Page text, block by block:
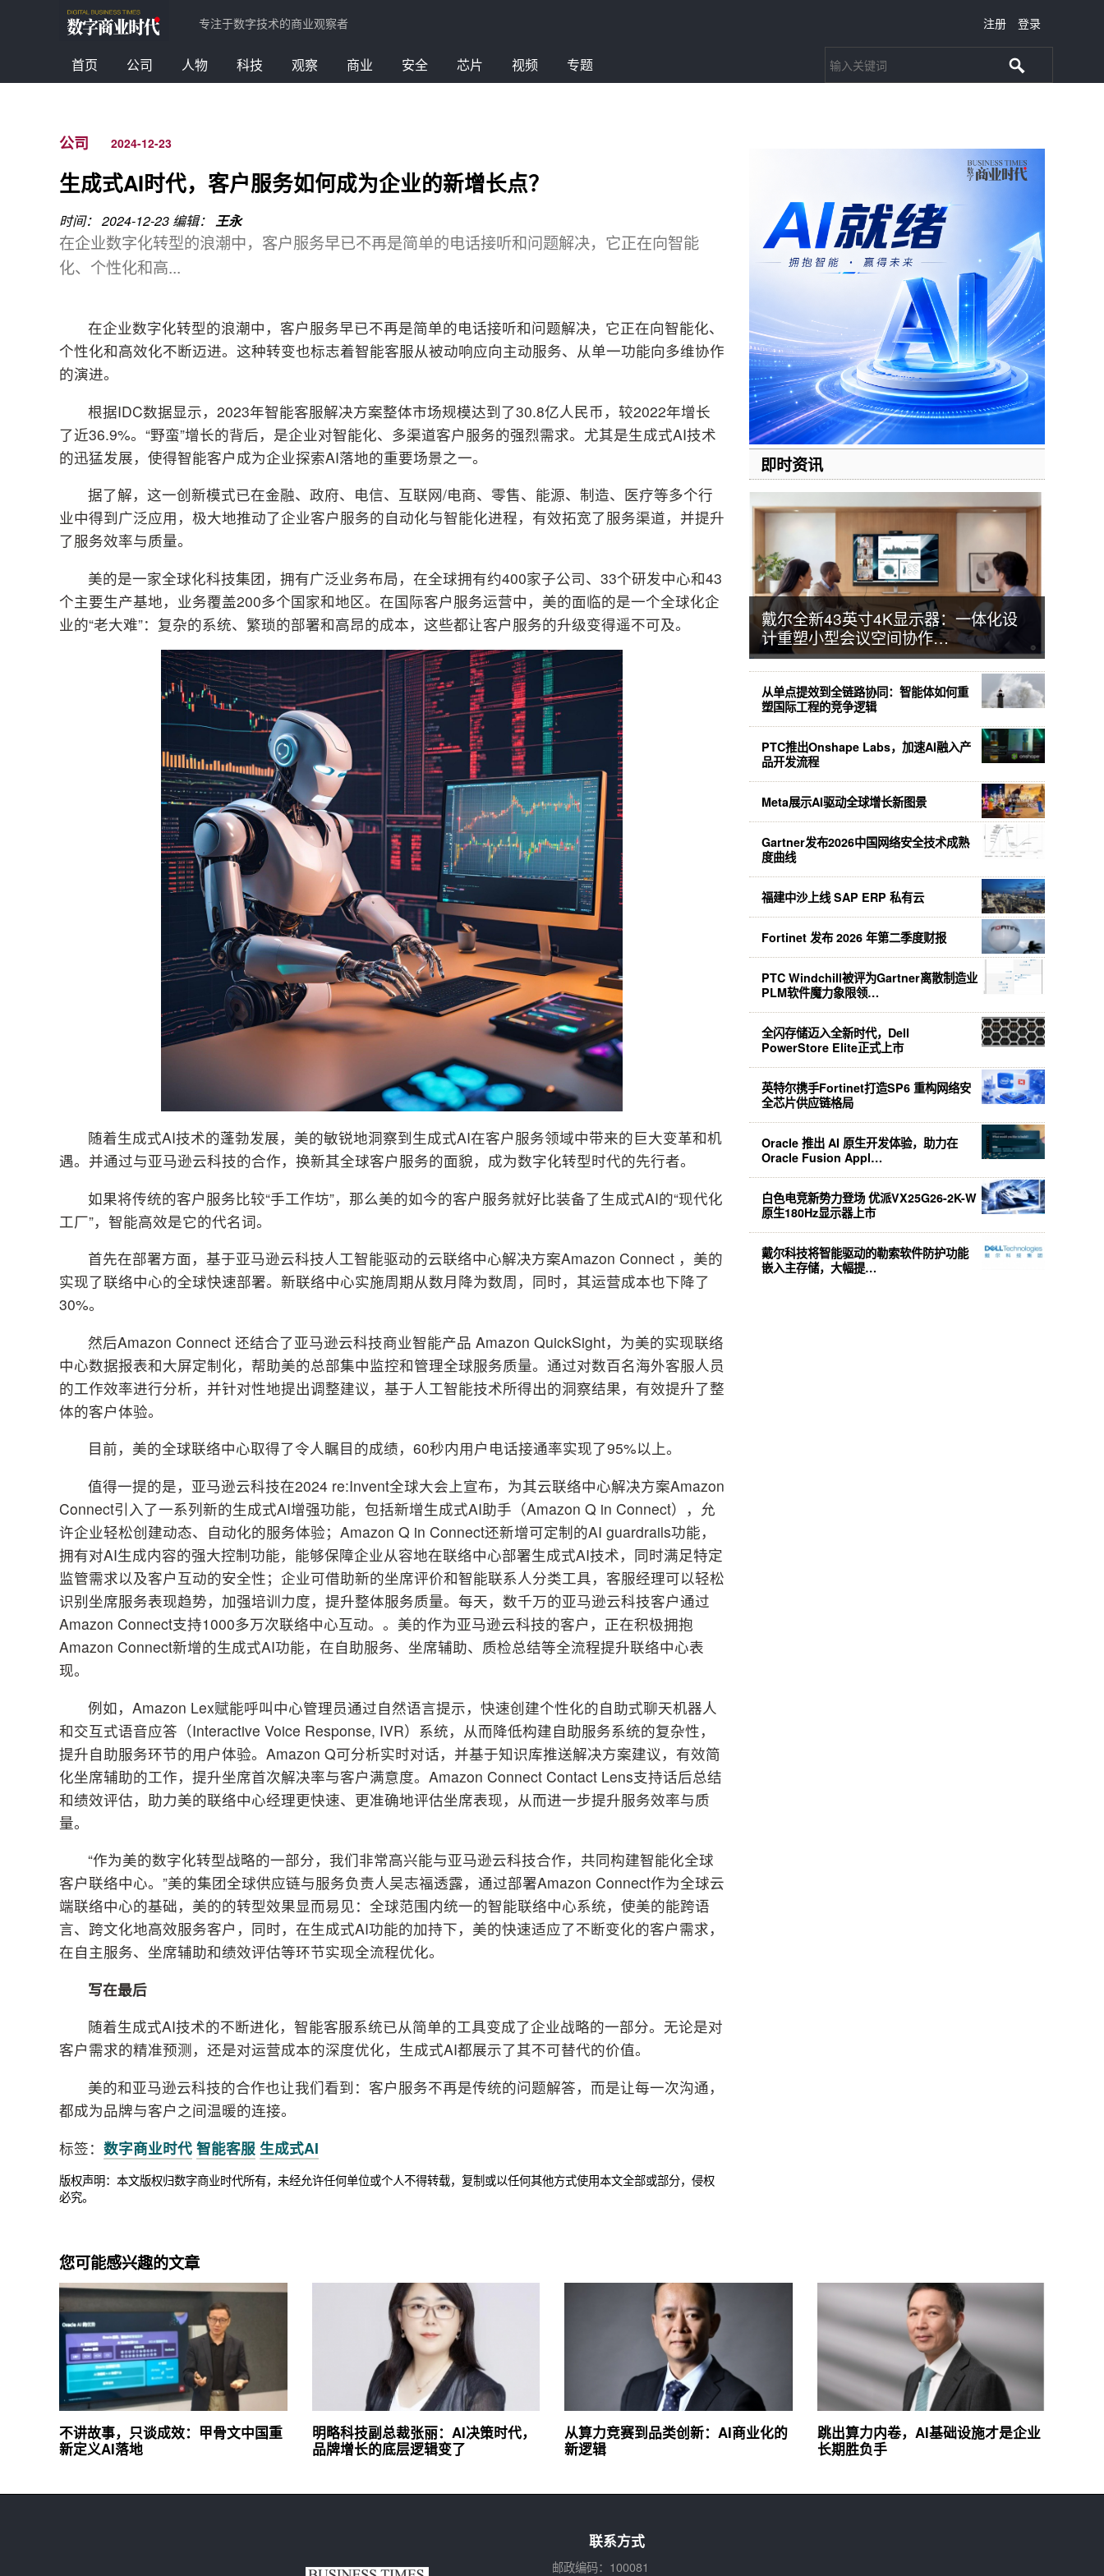
专注于数字技术的商业观察者 注册 登录
首页 公司 人物 科技 观察 商业 安全 芯片 视频 专题
公司 2024-12-23
生成式AI时代，客户服务如何成为企业的新增长点？
时间： 2024-12-23编辑： 王永
在企业数字化转型的浪潮中，客户服务早已不再是简单的电话接听和问题解决，它正在向智能
化、个性化和高...
在企业数字化转型的浪潮中，客户服务早已不再是简单的电话接听和问题解决，它正在向智能化、
个性化和高效化不断迈进。这种转变也标志着智能客服从被动响应向主动服务、从单一功能向多维协作
的演进。
根据IDC数据显示，2023年智能客服解决方案整体市场规模达到了30.8亿人民币，较2022年增长
了近36.9%。“野蛮”增长的背后，是企业对智能化、多渠道客户服务的强烈需求。尤其是生成式AI技术
的迅猛发展，使得智能客户成为企业探索AI落地的重要场景之一。
据了解，这一创新模式已在金融、政府、电信、互联网/电商、零售、能源、制造、医疗等多个行
业中得到广泛应用，极大地推动了企业客户服务的自动化与智能化进程，有效拓宽了服务渠道，并提升
了服务效率与质量。
美的是一家全球化科技集团，拥有广泛业务布局，在全球拥有约400家子公司、33个研发中心和43
个主要生产基地，业务覆盖200多个国家和地区。在国际客户服务运营中，美的面临的是一个全球化企
业的“老大难”：复杂的系统、繁琐的部署和高昂的成本，这些都让客户服务的升级变得遥不可及。
随着生成式AI技术的蓬勃发展，美的敏锐地洞察到生成式AI在客户服务领域中带来的巨大变革和机
遇。并通过与亚马逊云科技的合作，换新其全球客户服务的面貌，成为数字化转型时代的先行者。
如果将传统的客户服务比较“手工作坊”，那么美的如今的客户服务就好比装备了生成式AI的“现代化
工厂”，智能高效是它的代名词。
首先在部署方面，基于亚马逊云科技人工智能驱动的云联络中心解决方案Amazon Connect ，美的
实现了联络中心的全球快速部署。新联络中心实施周期从数月降为数周，同时，其运营成本也下降了
30%。
然后Amazon Connect 还结合了亚马逊云科技商业智能产品 Amazon QuickSight，为美的实现联络
中心数据报表和大屏定制化，帮助美的总部集中监控和管理全球服务质量。通过对数百名海外客服人员
的工作效率进行分析，并针对性地提出调整建议，基于人工智能技术所得出的洞察结果，有效提升了整
体的客户体验。
目前，美的全球联络中心取得了令人瞩目的成绩，60秒内用户电话接通率实现了95%以上。
值得一提的是，亚马逊云科技在2024 re:Invent全球大会上宣布，为其云联络中心解决方案Amazon
Connect引入了一系列新的生成式AI增强功能，包括新增生成式AI助手（Amazon Q in Connect），允
许企业轻松创建动态、自动化的服务体验；Amazon Q in Connect还新增可定制的AI guardrails功能，
拥有对AI生成内容的强大控制功能，能够保障企业从容地在联络中心部署生成式AI技术，同时满足特定
监管需求以及客户互动的安全性；企业可借助新的坐席评价和智能联系人分类工具，客服经理可以轻松
识别坐席服务表现趋势，加强培训力度，提升整体服务质量。每天，数千万的亚马逊云科技客户通过
Amazon Connect支持1000多万次联络中心互动。。美的作为亚马逊云科技的客户，正在积极拥抱
Amazon Connect新增的生成式AI功能，在自助服务、坐席辅助、质检总结等全流程提升联络中心表
现。
例如，Amazon Lex赋能呼叫中心管理员通过自然语言提示，快速创建个性化的自助式聊天机器人
和交互式语音应答（Interactive Voice Response, IVR）系统，从而降低构建自助服务系统的复杂性，
提升自助服务环节的用户体验。Amazon Q可分析实时对话，并基于知识库推送解决方案建议，有效简
化坐席辅助的工作，提升坐席首次解决率与客户满意度。Amazon Connect Contact Lens支持话后总结
和绩效评估，助力美的联络中心经理更快速、更准确地评估坐席表现，从而进一步提升服务效率与质
量。
“作为美的数字化转型战略的一部分，我们非常高兴能与亚马逊云科技合作，共同构建智能化全球
客户联络中心。”美的集团全球供应链与服务负责人吴志福透露，通过部署Amazon Connect作为全球云
端联络中心的基础，美的的转型效果显而易见：全球范围内统一的智能联络中心系统，使美的能跨语
言、跨文化地高效服务客户，同时，在生成式AI功能的加持下，美的快速适应了不断变化的客户需求，
在自主服务、坐席辅助和绩效评估等环节实现全流程优化。
写在最后
随着生成式AI技术的不断进化，智能客服系统已从简单的工具变成了企业战略的一部分。无论是对
客户需求的精准预测，还是对运营成本的深度优化，生成式AI都展示了其不可替代的价值。
美的和亚马逊云科技的合作也让我们看到：客户服务不再是传统的问题解答，而是让每一次沟通，
都成为品牌与客户之间温暖的连接。
标签： 数字商业时代 智能客服 生成式AI
版权声明：本文版权归数字商业时代所有，未经允许任何单位或个人不得转载，复制或以任何其他方式使用本文全部或部分，侵权
必究。
即时资讯
戴尔全新43英寸4K显示器：一体化设
计重塑小型会议空间协作…
从单点提效到全链路协同：智能体如何重
塑国际工程的竞争逻辑
PTC推出Onshape Labs，加速AI融入产
品开发流程
Meta展示AI驱动全球增长新图景
Gartner发布2026中国网络安全技术成熟
度曲线
福建中沙上线 SAP ERP 私有云
Fortinet 发布 2026 年第二季度财报
PTC Windchill被评为Gartner离散制造业
PLM软件魔力象限领…
全闪存储迈入全新时代，Dell
PowerStore Elite正式上市
英特尔携手Fortinet打造SP6 重构网络安
全芯片供应链格局
Oracle 推出 AI 原生开发体验，助力在
Oracle Fusion Appl…
白色电竞新势力登场 优派VX25G26-2K-W
原生180Hz显示器上市
戴尔科技将智能驱动的勒索软件防护功能
嵌入主存储，大幅提…
您可能感兴趣的文章
不讲故事，只谈成效：甲骨文中国重
新定义AI落地
明略科技副总裁张丽：AI决策时代，
品牌增长的底层逻辑变了
从算力竞赛到品类创新：AI商业化的
新逻辑
跳出算力内卷，AI基础设施才是企业
长期胜负手
联系方式
邮政编码：100081